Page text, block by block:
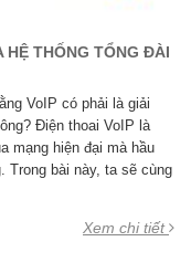
THỐNG TỔNG ĐÀI
VoIP có phải là giải
Điện thoai VoIP là
mạng hiện đại mà hầu
Trong bài này, ta sẽ cùng
Xem chi tiết